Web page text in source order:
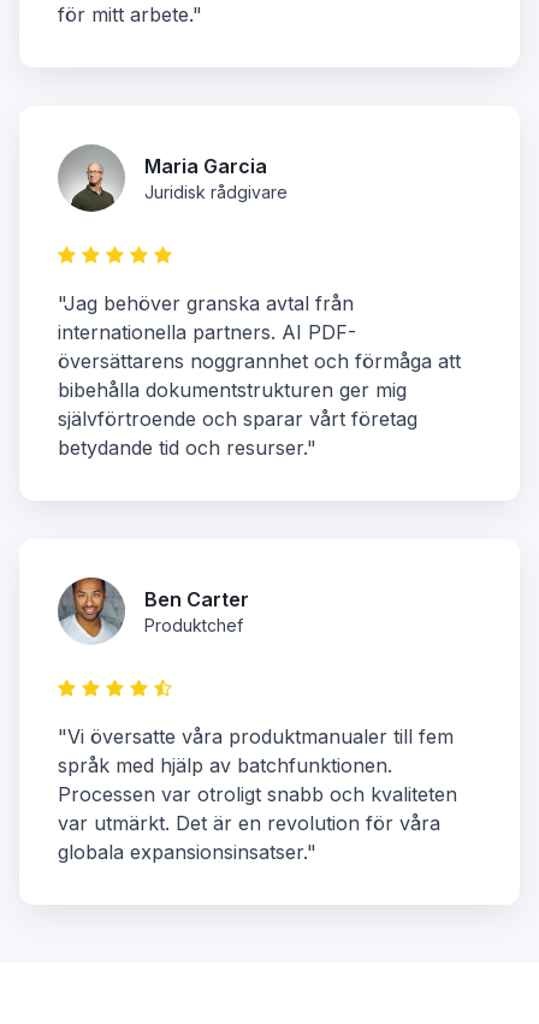
för mitt arbete."
Maria Garcia
Juridisk rådgivare
"Jag behöver granska avtal från
internationella partners. AI PDF-
översättarens noggrannhet och förmåga att
bibehålla dokumentstrukturen ger mig
självförtroende och sparar vårt företag
betydande tid och resurser."
Ben Carter
Produktchef
"Vi översatte våra produktmanualer till fem
språk med hjälp av batchfunktionen.
Processen var otroligt snabb och kvaliteten
var utmärkt. Det är en revolution för våra
globala expansionsinsatser."